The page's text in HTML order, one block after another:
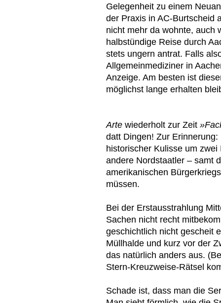
Gelegenheit zu einem
der Praxis in AC-Burtscheid
nicht mehr da wohnte, auch
halbstündige Reise durch
stets ungern antrat. Falls
Allgemeinmediziner in
Anzeige. Am besten ist
möglichst lange erhalten
Arte wiederholt zur Zeit
datt Dingen! Zur
historischer Kulisse um
andere Nordstaatler – samt
amerikanischen
müssen.
Bei der Erstausstrahlung
Sachen nicht recht
geschichtlich nicht gescheit
Müllhalde und kurz vor der
das natürlich anders aus.
Stern-Kreuzweise-Rätsel
Schade ist, dass man die